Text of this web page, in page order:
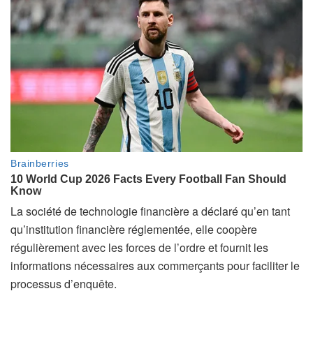
La société de technologie financière a déclaré qu’en tant
qu’institution financière réglementée, elle coopère
régulièrement avec les forces de l’ordre et fournit les
informations nécessaires aux commerçants pour faciliter le
processus d’enquête.